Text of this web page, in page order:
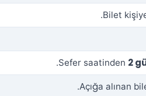
Bilet
Sefer saatinden 2
Açığa alınan